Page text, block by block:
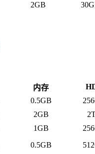
2GB
内存
0.5GB
2GB
1GB
0.5GB